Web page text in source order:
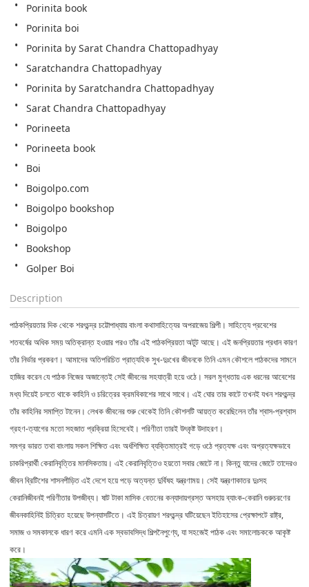
Porinita book
Porinita boi
Porinita by Sarat Chandra Chattopadhyay
Saratchandra Chattopadhyay
Porinita by Saratchandra Chattopadhyay
Sarat Chandra Chattopadhyay
Porineeta
Porineeta book
Boi
Boigolpo.com
Boigolpo bookshop
Boigolpo
Bookshop
Golper Boi
Description
পাঠকপ্রিয়তার দিক থেকে শরৎচন্দ্র চট্টোপাধ্যায় বাংলা কথাসাহিত্যের অপরাজেয় শিল্পী। সাহিত্যে প্রবেশের
শতবর্ষের অধিক সময় অতিক্রান্ত হওয়ার পরও তাঁর এই পাঠকপ্রিয়তা অটুট আছে। এই জনপ্রিয়তার প্রধান কারণ
তাঁর নির্ভার প্রকরণ। আমাদের অতিপরিচিত প্রাত্যহিক সুখ-দুঃখের জীবনকে তিনি এমন কৌশলে পাঠকদের সামনে
হাজির করেন যে পাঠক নিজের অজান্তেই সেই জীবনের সহযাত্রী হয়ে ওঠে। সরল মুগ্ধতায় এক ধরনের আবেশের
মধ্য দিয়েই চলতে থাকে কাহিনি ও চরিত্রের ক্রমবিকাশের সাথে সাথে। এই ঘোর তার কাটে তখনই যখন শরৎচন্দ্র
তাঁর কাহিনির সমাপ্তি টানেন। লেখক জীবনের শুরু থেকেই তিনি কৌশলটি আয়ত্ত করেছিলেন তাঁর শ্বাস-প্রশ্বাস
গ্রহণ-ত্যাগের মতো সহজাত প্রক্রিয়া হিসেবেই। পরিণীতা তারই উৎকৃষ্ট উদাহরণ।
সমগ্র ভারত তথা বাংলায় সকল শিক্ষিত এবং অর্ধশিক্ষিত ব্যক্তিমাত্রই গড়ে ওঠে প্রত্যক্ষ এবং অপ্রত্যক্ষভাবে
চাকরিপ্রার্থী কেরানিবৃত্তির মানসিকতায়। এই কেরানিবৃত্তিও হয়তো সবার জোটে না। কিন্তু যাদের জোটে তাদেরও
জীবন ব্রিটিশের শাসনপীড়িত এই দেশে হয়ে পড়ে অত্যন্ত দুর্বিষহ যন্ত্রণাময়। সেই যন্ত্রণাকাতর দুঃসহ
কেরানিজীবনই পরিণীতার উপজীব্য। ষাট টাকা মাসিক বেতনের কন্যাদায়গ্রস্ত অসহায় ব্যাংক-কেরানি গুরুচরণের
জীবনকাহিনিই চিত্রিত হয়েছে উপন্যাসটিতে। এই চিত্রায়ণ শরৎচন্দ্র ঘটিয়েছেন ইতিহাসের প্রেক্ষাপটে রাষ্ট্র,
সমাজ ও সমকালকে ধারণ করে এমনি এক স্বভাবসিদ্ধ শিল্পনৈপুণ্যে, যা সহজেই পাঠক এবং সমালোচককে আকৃষ্ট
করে।